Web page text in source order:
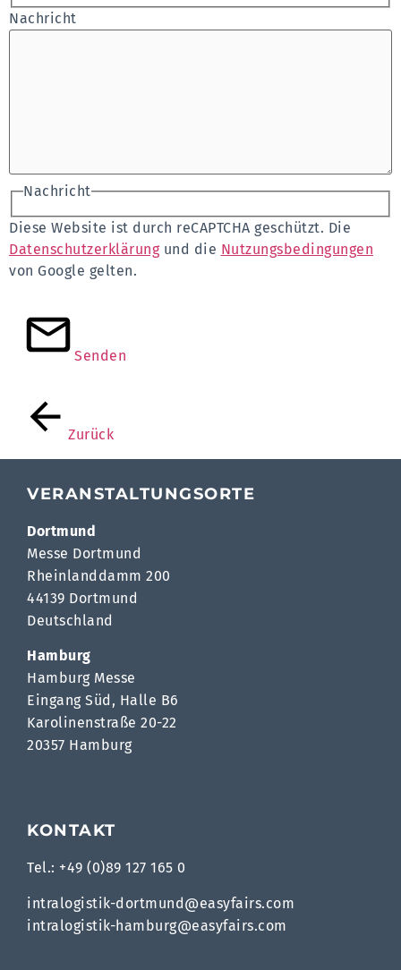
Nachricht
Nachricht
Diese Website ist durch reCAPTCHA geschützt. Die
Datenschutzerklärungund die Nutzungsbedingungen
von Google gelten.
Senden
Zurück
VERANSTALTUNGSORTE
Dortmund
Messe Dortmund
Rheinlanddamm 200
44139 Dortmund
Deutschland
Hamburg
Hamburg Messe
Eingang Süd, Halle B6
Karolinenstraße 20-22
20357 Hamburg
KONTAKT
Tel.: +49 (0)89 127 165 0
intralogistik-dortmund@easyfairs.com
intralogistik-hamburg@easyfairs.com